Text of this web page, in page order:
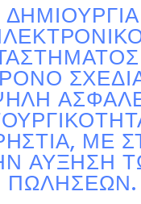
ΔΗΜΙΟΥΡΓΊΑ
ΜΕ
ΑΎΞΗΣΗ
ΠΩΛΉΣΕΩΝ.